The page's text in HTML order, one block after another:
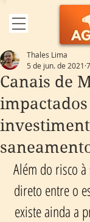
Canais de
Thales Lima
5 de jun. de 2021
Além do risco
direto entre o
existe ainda a